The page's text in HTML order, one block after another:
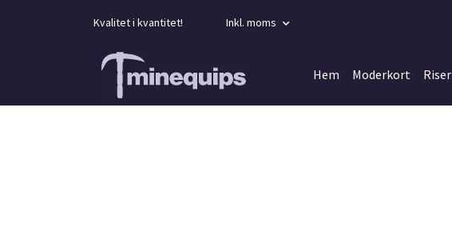
Kvalitet i kvantitet! Inkl. moms
Hem Moderkort Riser